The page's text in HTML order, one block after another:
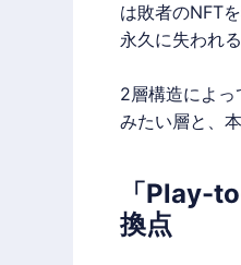
は敗者のNFT
永久に失われる
2層構造によ
みたい層と、
「Play-
換点